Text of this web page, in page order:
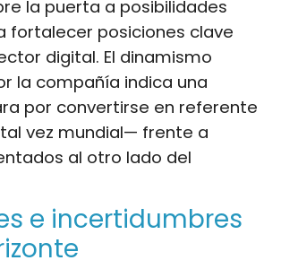
la puerta a posibilidades
fortalecer posiciones clave
digital. El dinamismo
la compañía indica una
por convertirse en referente
vez mundial— frente a
al otro lado del
e incertidumbres